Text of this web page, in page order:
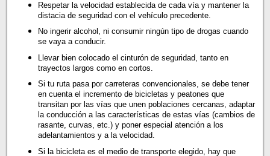
Respetar la velocidad establecida de cada vía y mantener la
distacia de seguridad con el vehículo precedente.
No ingerir alcohol, ni consumir ningún tipo de drogas cuando
se vaya a conducir.
Llevar bien colocado el cinturón de seguridad, tanto en
trayectos largos como en cortos.
Si tu ruta pasa por carreteras convencionales, se debe tener
en cuenta el incremento de bicicletas y peatones que
transitan por las vías que unen poblaciones cercanas, adaptar
la conducción a las características de estas vías (cambios de
rasante, curvas, etc.) y poner especial atención a los
adelantamientos y a la velocidad.
Si la bicicleta es el medio de transporte elegido, hay que